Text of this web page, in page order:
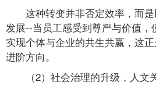
这种转变并非否定效率，而
发展--当员工感受到尊严与价值，
实现个体与企业的共生共赢，这
进阶方向。
（2）社会治理的升级，人文